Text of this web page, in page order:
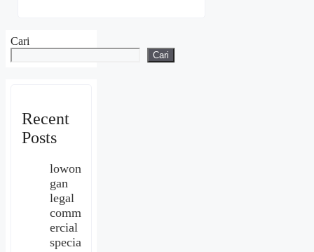
Cari
Cari
Recent
Posts
lowon
gan
legal
comm
ercial
specia